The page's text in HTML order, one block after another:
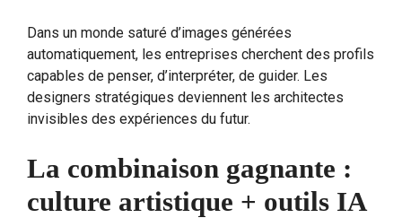
Dans un monde saturé d’images générées
automatiquement, les entreprises cherchent des profils
capables de penser, d’interpréter, de guider. Les
designers stratégiques deviennent les architectes
invisibles des expériences du futur.
La combinaison gagnante :
culture artistique + outils IA